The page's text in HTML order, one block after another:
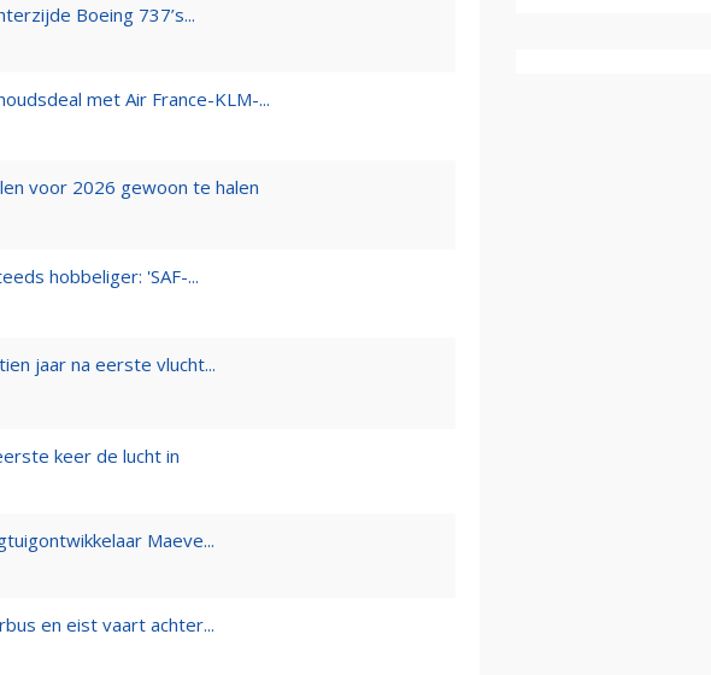
Boeing 737’s...
met Air France-KLM-...
voor 2026 gewoon te halen
hobbeliger: 'SAF-...
jaar na eerste vlucht...
keer de lucht in
Maeve...
en eist vaart achter...